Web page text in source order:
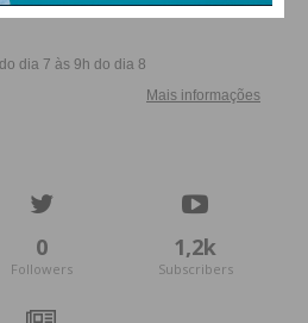
0
Followers
1,2k
Subscribers